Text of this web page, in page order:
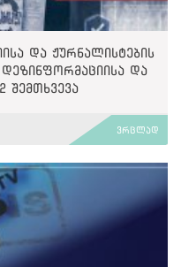
და ჟურნალისტების
და
შემთხვევა
ვრცლად